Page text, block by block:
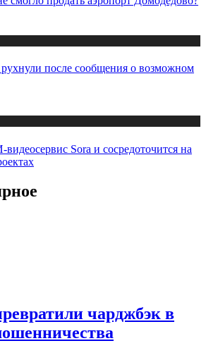
после сообщения о возможном
Sora и сосредоточится на
чарджбэк в